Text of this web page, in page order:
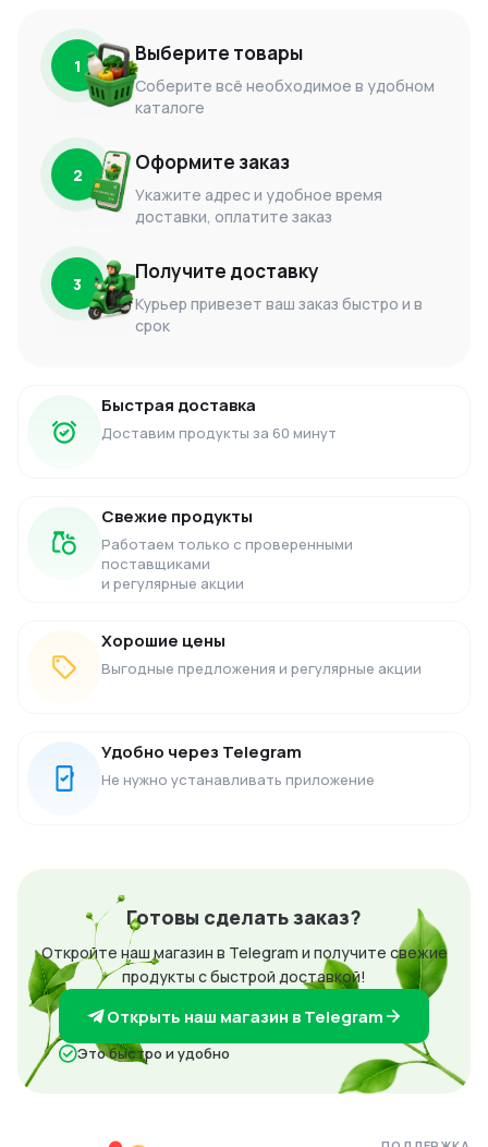
1 Выберите товары
Соберите всё необходимое в удобном
каталоге
2 Оформите заказ
Укажите адрес и удобное время
доставки, оплатите заказ
3 Получите доставку
Курьер привезет ваш заказ быстро и в
срок
Быстрая доставка
Доставим продукты за 60 минут
Свежие продукты
Работаем только с проверенными
поставщиками
и регулярные акции
Хорошие цены
Выгодные предложения и регулярные акции
Удобно через Telegram
Не нужно устанавливать приложение
Готовы сделать заказ?
Откройте наш магазин в Telegram и получите свежие
продукты с быстрой доставкой!
Открыть наш магазин в Telegram
Это быстро и удобно